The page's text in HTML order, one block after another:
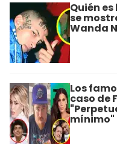
Quién
se
Wanda
Los
caso de
mínimo"